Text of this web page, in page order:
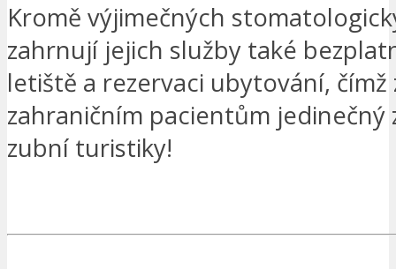
Kromě výjimečných
zahrnují jejich služby také
letiště a rezervaci ubytování, čímž
zahraničním pacientům jedinečný
zubní turistiky!